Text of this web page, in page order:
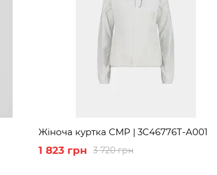
Жіноча куртка CMP | 3C46776T-A001
3 720 грн
1 823 грн